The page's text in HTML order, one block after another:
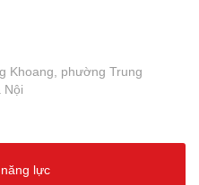
Khoang, phường Trung
Nội
lực